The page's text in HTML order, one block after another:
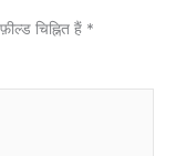
चिह्नित हैं *